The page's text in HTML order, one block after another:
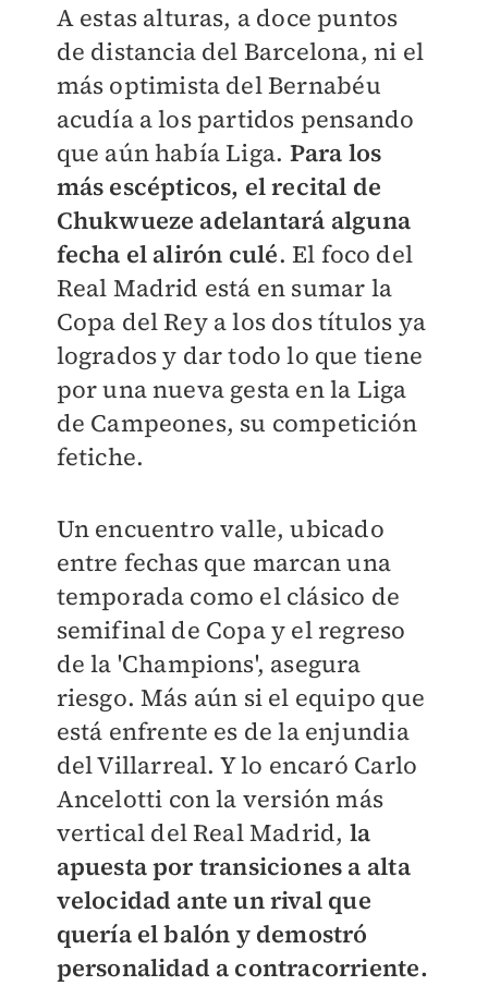
A estas alturas, a doce puntos
de distancia del Barcelona, ni el
más optimista del Bernabéu
acudía a los partidos pensando
que aún había Liga. Para los
más escépticos, el recital de
Chukwueze adelantará alguna
fecha el alirón culé. El foco del
Real Madrid está en sumar la
Copa del Rey a los dos títulos ya
logrados y dar todo lo que tiene
por una nueva gesta en la Liga
de Campeones, su competición
fetiche.
Un encuentro valle, ubicado
entre fechas que marcan una
temporada como el clásico de
semifinal de Copa y el regreso
de la 'Champions', asegura
riesgo. Más aún si el equipo que
está enfrente es de la enjundia
del Villarreal. Y lo encaró Carlo
Ancelotti con la versión más
vertical del Real Madrid, la
apuesta por transiciones a alta
velocidad ante un rival que
quería el balón y demostró
personalidad a contracorriente.